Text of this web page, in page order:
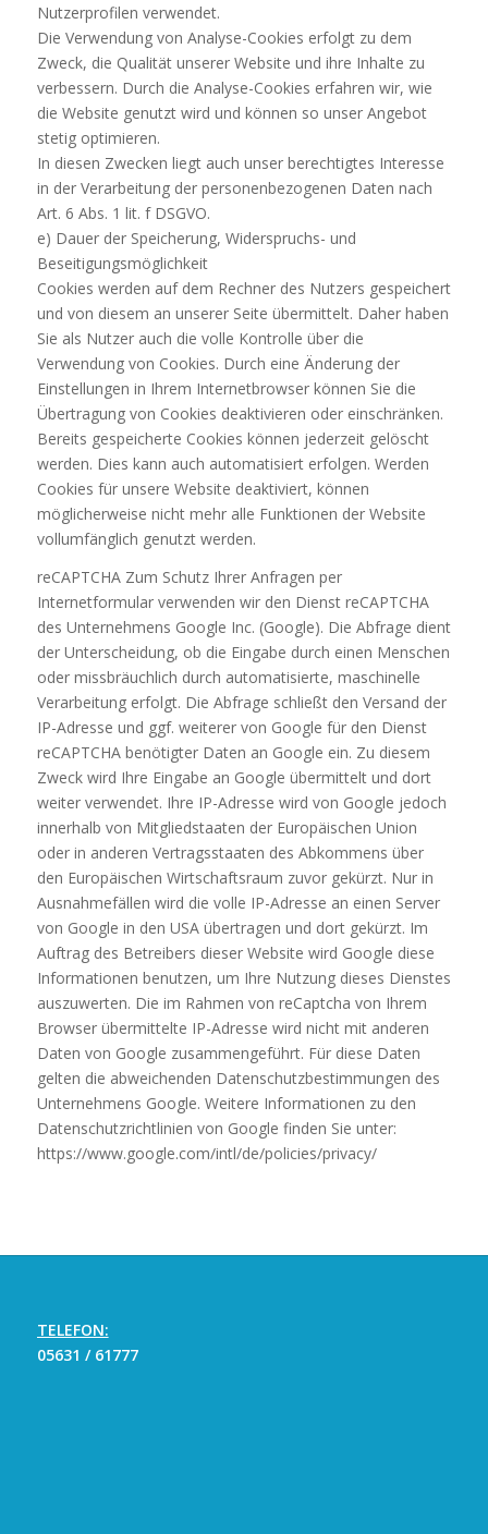
Nutzerprofilen verwendet.
Die Verwendung von Analyse-Cookies erfolgt zu dem
Zweck, die Qualität unserer Website und ihre Inhalte zu
verbessern. Durch die Analyse-Cookies erfahren wir, wie
die Website genutzt wird und können so unser Angebot
stetig optimieren.
In diesen Zwecken liegt auch unser berechtigtes Interesse
in der Verarbeitung der personenbezogenen Daten nach
Art. 6 Abs. 1 lit. f DSGVO.
e) Dauer der Speicherung, Widerspruchs- und
Beseitigungsmöglichkeit
Cookies werden auf dem Rechner des Nutzers gespeichert
und von diesem an unserer Seite übermittelt. Daher haben
Sie als Nutzer auch die volle Kontrolle über die
Verwendung von Cookies. Durch eine Änderung der
Einstellungen in Ihrem Internetbrowser können Sie die
Übertragung von Cookies deaktivieren oder einschränken.
Bereits gespeicherte Cookies können jederzeit gelöscht
werden. Dies kann auch automatisiert erfolgen. Werden
Cookies für unsere Website deaktiviert, können
möglicherweise nicht mehr alle Funktionen der Website
vollumfänglich genutzt werden.
reCAPTCHA Zum Schutz Ihrer Anfragen per
Internetformular verwenden wir den Dienst reCAPTCHA
des Unternehmens Google Inc. (Google). Die Abfrage dient
der Unterscheidung, ob die Eingabe durch einen Menschen
oder missbräuchlich durch automatisierte, maschinelle
Verarbeitung erfolgt. Die Abfrage schließt den Versand der
IP-Adresse und ggf. weiterer von Google für den Dienst
reCAPTCHA benötigter Daten an Google ein. Zu diesem
Zweck wird Ihre Eingabe an Google übermittelt und dort
weiter verwendet. Ihre IP-Adresse wird von Google jedoch
innerhalb von Mitgliedstaaten der Europäischen Union
oder in anderen Vertragsstaaten des Abkommens über
den Europäischen Wirtschaftsraum zuvor gekürzt. Nur in
Ausnahmefällen wird die volle IP-Adresse an einen Server
von Google in den USA übertragen und dort gekürzt. Im
Auftrag des Betreibers dieser Website wird Google diese
Informationen benutzen, um Ihre Nutzung dieses Dienstes
auszuwerten. Die im Rahmen von reCaptcha von Ihrem
Browser übermittelte IP-Adresse wird nicht mit anderen
Daten von Google zusammengeführt. Für diese Daten
gelten die abweichenden Datenschutzbestimmungen des
Unternehmens Google. Weitere Informationen zu den
Datenschutzrichtlinien von Google finden Sie unter:
https://www.google.com/intl/de/policies/privacy/
TELEFON:
05631 / 61777